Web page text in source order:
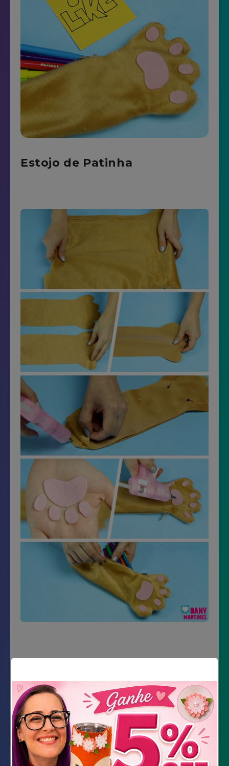
Estojo de Patinha
Material Necessário
tecido Velboa marrom
feltro rosa
Cola quente ou linha e agulha